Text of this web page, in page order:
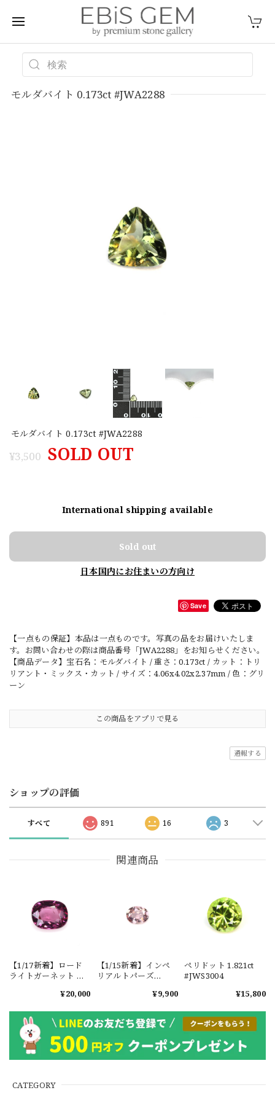
CATEGORY
モルダバイト 0.173ct #JWA2288
モルダバイト 0.173ct #JWA2288
¥3,500 SOLD OUT
International shipping available
Sold out
日本国内にお住まいの方向け
Save
【一点もの保証】本品は一点ものです。写真の品をお届けいたしま
す。お問い合わせの際は商品番号「JWA2288」をお知らせください。
【商品データ】宝石名：モルダバイト / 重さ：0.173ct / カット：トリ
リアント・ミックス・カット / サイズ：4.06x4.02x2.37mm / 色：グリ
ーン
この商品をアプリで見る
通報する
ショップの評価
すべて 891 16 3
関連商品
【1/17新着】ロード
ライトガーネット タ
1.601ct【ソーティン
¥20,000
【1/15新着】インペ
リアルトパーズ
¥9,900
ペリドット 1.821ct
#JWS3004
¥15,800